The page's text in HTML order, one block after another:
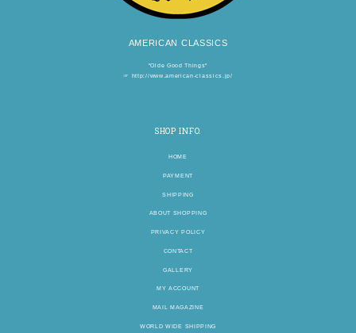
AMERICAN CLASSICS
"Olde Good Things"
☞ http://www.american-classics.jp/
SHOP INFO.
HOME
PAYMENT
SHIPPING
ABOUT SHOPPING
PRIVACY POLICY
CONTACT
GALLERY
MY ACCOUNT
MAIL MAGAZINE
WORLD WIDE SHIPPING